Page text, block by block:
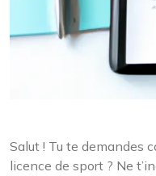
Salut ! Tu te demandes
licence de sport ? Ne